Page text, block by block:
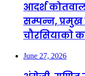
आदर्श
सम्पन्न,
चौरसियाको
June 27, 2026